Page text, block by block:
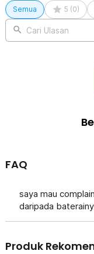
Semua 5 (0)
Cari Ulasan
FAQ
saya mau
daripada
Produk